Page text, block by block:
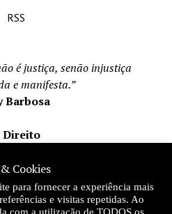
RSS
é justiça, senão injustiça
e manifesta.”
Barbosa
Direito
Matos
e Editor-Chefe
Cookies
para fornecer a experiência mais
e visitas repetidas. Ao